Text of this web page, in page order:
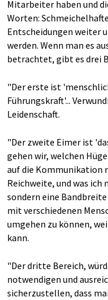
Mitarbeiter haben und
Worten:
Entscheidungen weiter
werden. Wenn man es
betrachtet, gibt es drei
"Der erste ist
Führungskraft'...
Leidenschaft.
"Der zweite Eimer ist
gehen wir, welchen
auf die Kommunikation
Reichweite, und was ich
sondern eine
mit verschiedenen
umgehen zu können,
kann.
"Der dritte Bereich,
notwendigen und
sicherzustellen, dass